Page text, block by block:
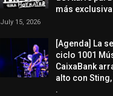
más
July 15, 2026
[Agenda] La
ciclo 1001
CaixaBank
alto con
.